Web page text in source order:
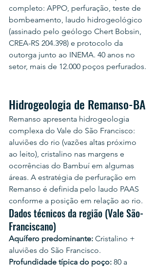
completo: APPO, perfuração, teste de
bombeamento, laudo hidrogeológico
(assinado pelo geólogo Chert Bobsin,
CREA-RS 204.398) e protocolo da
outorga junto ao INEMA. 40 anos no
setor, mais de 12.000 poços perfurados.
Hidrogeologia de Remanso-BA
Remanso apresenta hidrogeologia
complexa do Vale do São Francisco:
aluviões do rio (vazões altas próximo
ao leito), cristalino nas margens e
ocorrências do Bambuí em algumas
áreas. A estratégia de perfuração em
Remanso é definida pelo laudo PAAS
conforme a posição em relação ao rio.
Dados técnicos da região (Vale São-
Franciscano)
Aquífero predominante: Cristalino +
aluviões do São Francisco.
Profundidade típica do poço: 80 a